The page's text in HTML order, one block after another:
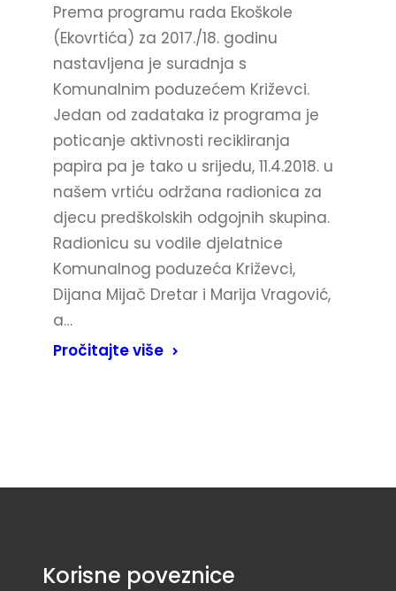
Prema programu rada Ekoškole
(Ekovrtića) za 2017./18. godinu
nastavljena je suradnja s
Komunalnim poduzećem Križevci.
Jedan od zadataka iz programa je
poticanje aktivnosti recikliranja
papira pa je tako u srijedu, 11.4.2018. u
našem vrtiću održana radionica za
djecu predškolskih odgojnih skupina.
Radionicu su vodile djelatnice
Komunalnog poduzeća Križevci,
Dijana Mijač Dretar i Marija Vragović,
a…
Pročitajte više
Korisne poveznice